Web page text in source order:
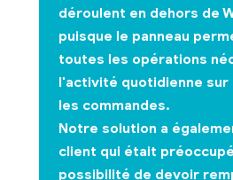
déroulent en dehors de
puisque le panneau
toutes les opérations
l'activité quotidienne
les commandes.
Notre solution a
client qui était
possibilité de devoir